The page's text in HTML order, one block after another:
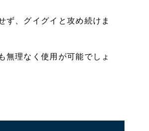
ず、グイグイと攻め続けま
無理なく使用が可能でしょ